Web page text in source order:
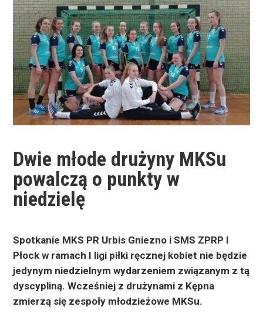
Dwie młode drużyny MKSu
powalczą o punkty w
niedzielę
Spotkanie MKS PR Urbis Gniezno i SMS ZPRP I
Płock w ramach I ligi piłki ręcznej kobiet nie będzie
jedynym niedzielnym wydarzeniem związanym z tą
dyscypliną. Wcześniej z drużynami z Kępna
zmierzą się zespoły młodzieżowe MKSu.